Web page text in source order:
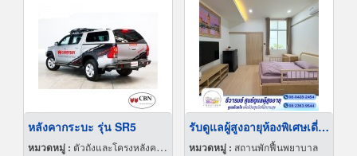
หลังคากระบะ รุ่น SR5
หมวดหมู่ : ตัวถังและโครงหลังคาสำหรับรถบรรทุกและรถกระบะ
รับดูแลผู้สูงอายุห้องพิเศษเดี่ยว นครปฐม
หมวดหมู่ : สถานพักฟื้นพยาบาล